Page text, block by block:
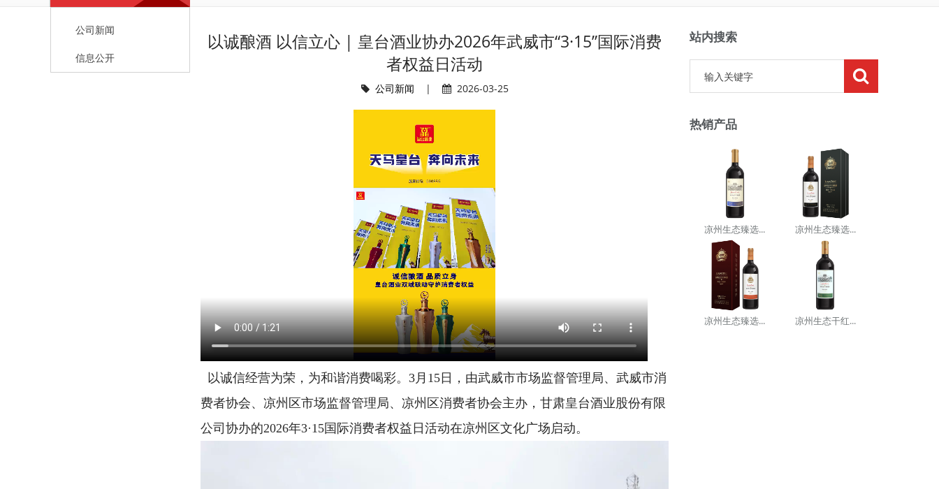
公司新闻
信息公开
以诚酿酒 以信立心 | 皇台酒业协办2026年武威市“3·15”国际消费
者权益日活动
公司新闻 | 2026-03-25
以诚信经营为荣，为和谐消费喝彩。3月15日，由武威市市场监督管理局、武威市消
费者协会、凉州区市场监督管理局、凉州区消费者协会主办，甘肃皇台酒业股份有限
公司协办的2026年3·15国际消费者权益日活动在凉州区文化广场启动。
站内搜索
热销产品
凉州生态臻选...
凉州生态臻选... 凉州生态干红...